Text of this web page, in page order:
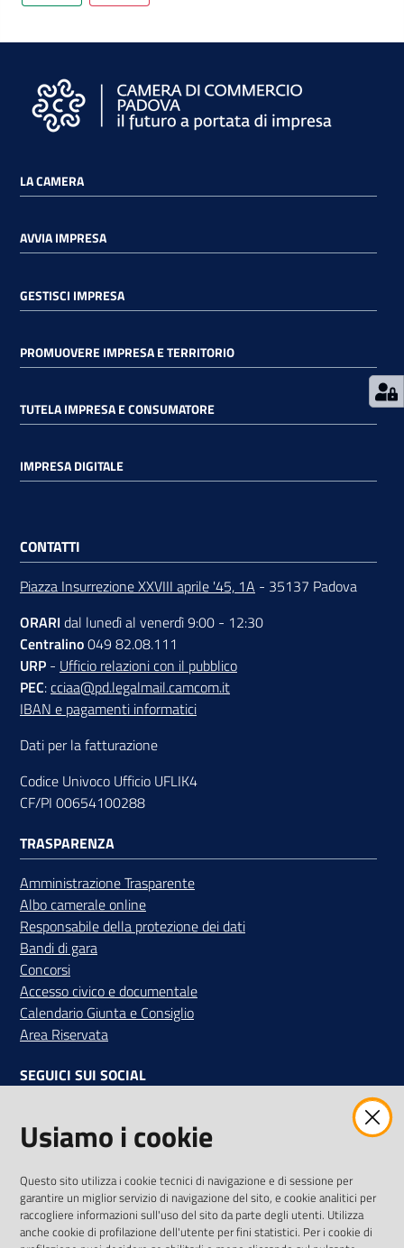
zione
online
Newsle
tter
Sala
Stampa
Seguici
su
LA CAMERA
AVVIA IMPRESA
GESTISCI IMPRESA
PROMUOVERE IMPRESA E TERRITORIO
TUTELA IMPRESA E CONSUMATORE
IMPRESA DIGITALE
CONTATTI
Piazza Insurrezione XXVIII aprile '45, 1A - 35137 Padova
ORARI dal lunedì al venerdì 9:00 - 12:30
Centralino049 82.08.111
URP - Ufficio relazioni con il pubblico
PEC:cciaa@pd.legalmail.camcom.it
IBAN e pagamenti informatici
Dati per la fatturazione
Codice Univoco Ufficio UFLIK4
CF/PI 00654100288
TRASPARENZA
Amministrazione Trasparente
Albo camerale online
Responsabile della protezione dei dati
Bandi di gara
Concorsi
Accesso civico e documentale
Calendario Giunta e Consiglio
Area Riservata
SEGUICI SUI SOCIAL
Ricevi tutti gli aggiornamenti su eventi, nuove opportunità e
adempimenti normativi
Usiamo i cookie
Questo sito utilizza i cookie tecnici di navigazione e di sessione per
garantire un miglior servizio di navigazione del sito, e cookie analitici per
raccogliere informazioni sull'uso del sito da parte degli utenti. Utilizza
anche cookie di profilazione dell'utente per fini statistici. Per i cookie di